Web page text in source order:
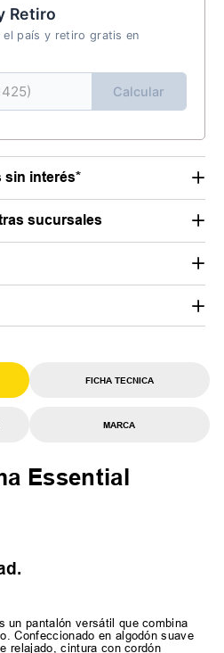
Retiro
país y retiro gratis en
Calcular
sin interés*
sucursales
FICHA TECNICA
MARCA
Essential
un pantalón versátil que combina
Confeccionado en algodón suave
relajado, cintura con cordón